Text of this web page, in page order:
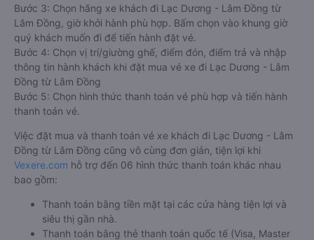
Bước 3: Chọn hãng xe khách đi Lạc Dương - Lâm Đồng từ
Lâm Đồng, giờ khởi hành phù hợp. Bấm chọn vào khung giờ
quý khách muốn đi để tiến hành đặt vé.
Bước 4: Chọn vị trí/giường ghế, điểm đón, điểm trả và nhập
thông tin hành khách khi đặt mua vé xe đi Lạc Dương - Lâm
Đồng từ Lâm Đồng
Bước 5: Chọn hình thức thanh toán vé phù hợp và tiến hành
thanh toán vé.
Việc đặt mua và thanh toán vé xe khách đi Lạc Dương - Lâm
Đồng từ Lâm Đồng cũng vô cùng đơn giản, tiện lợi khi
Vexere.com hỗ trợ đến 06 hình thức thanh toán khác nhau
bao gồm:
Thanh toán bằng tiền mặt tại các cửa hàng tiện lợi và
siêu thị gần nhà.
Thanh toán bằng thẻ thanh toán quốc tế (Visa, Master